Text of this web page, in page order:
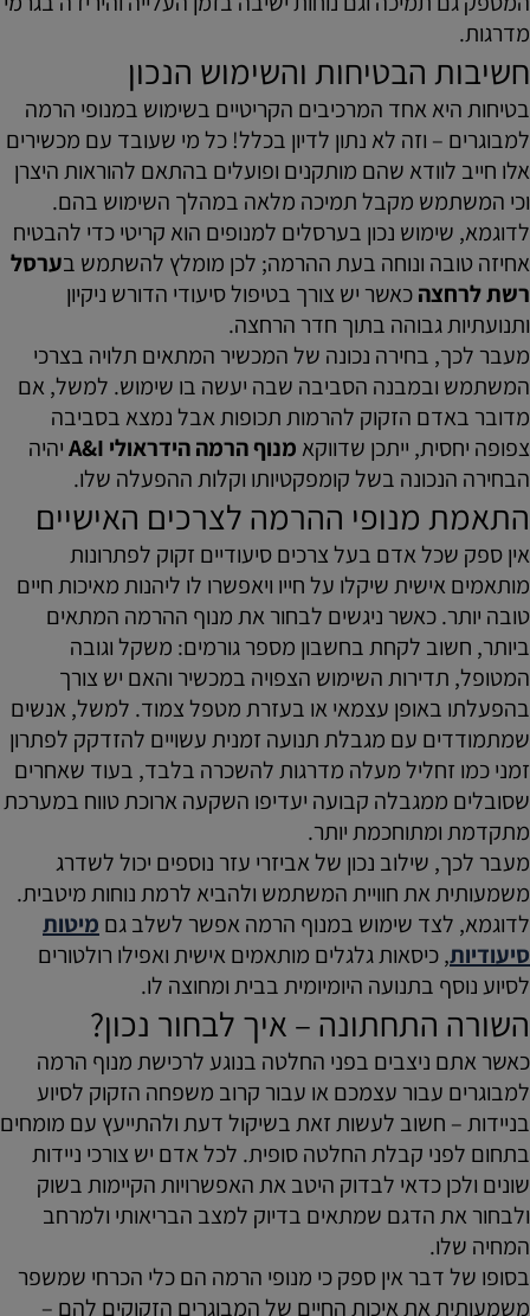
מדרגות.
חשיבות הבטיחות והשימוש הנכון
בטיחות היא אחד המרכיבים הקריטיים בשימוש במנופי הרמה
למבוגרים – וזה לא נתון לדיון בכלל! כל מי שעובד עם מכשירים
אלו חייב לוודא שהם מותקנים ופועלים בהתאם להוראות היצרן
וכי המשתמש מקבל תמיכה מלאה במהלך השימוש בהם.
לדוגמא, שימוש נכון בערסלים למנופים הוא קריטי כדי להבטיח
אחיזה טובה ונוחה בעת ההרמה; לכן מומלץ להשתמש בערסל
רשת לרחצהכאשר יש צורך בטיפול סיעודי הדורש ניקיון
ותנועתיות גבוהה בתוך חדר הרחצה.
מעבר לכך, בחירה נכונה של המכשיר המתאים תלויה בצרכי
המשתמש ובמבנה הסביבה שבה יעשה בו שימוש. למשל, אם
מדובר באדם הזקוק להרמות תכופות אבל נמצא בסביבה
צפופה יחסית, ייתכן שדווקא מנוף הרמה הידראולי A&I
יהיה
הבחירה הנכונה בשל קומפקטיותו וקלות ההפעלה שלו.
התאמת מנופי ההרמה לצרכים האישיים
אין ספק שכל אדם בעל צרכים סיעודיים זקוק לפתרונות
מותאמים אישית שיקלו על חייו ויאפשרו לו ליהנות מאיכות חיים
טובה יותר. כאשר ניגשים לבחור את מנוף ההרמה המתאים
ביותר, חשוב לקחת בחשבון מספר גורמים: משקל וגובה
המטופל, תדירות השימוש הצפויה במכשיר והאם יש צורך
בהפעלתו באופן עצמאי או בעזרת מטפל צמוד. למשל, אנשים
שמתמודדים עם מגבלת תנועה זמנית עשויים להזדקק לפתרון
זמני כמו זחליל מעלה מדרגות להשכרה בלבד, בעוד שאחרים
שסובלים ממגבלה קבועה יעדיפו השקעה ארוכת טווח במערכת
מתקדמת ומתוחכמת יותר.
מעבר לכך, שילוב נכון של אביזרי עזר נוספים יכול לשדרג
משמעותית את חוויית המשתמש ולהביא לרמת נוחות מיטבית.
לדוגמא, לצד שימוש במנוף הרמה אפשר לשלב גם מיטות
סיעודיות, כיסאות גלגלים מותאמים אישית ואפילו רולטורים
לסיוע נוסף בתנועה היומיומית בבית ומחוצה לו.
השורה התחתונה – איך לבחור נכון?
כאשר אתם ניצבים בפני החלטה בנוגע לרכישת מנוף הרמה
למבוגרים עבור עצמכם או עבור קרוב משפחה הזקוק לסיוע
בניידות – חשוב לעשות זאת בשיקול דעת ולהתייעץ עם מומחים
בתחום לפני קבלת החלטה סופית. לכל אדם יש צורכי ניידות
שונים ולכן כדאי לבדוק היטב את האפשרויות הקיימות בשוק
ולבחור את הדגם שמתאים בדיוק למצב הבריאותי ולמרחב
המחיה שלו.
בסופו של דבר אין ספק כי מנופי הרמה הם כלי הכרחי שמשפר
משמעותית את איכות החיים של המבוגרים הזקוקים להם –